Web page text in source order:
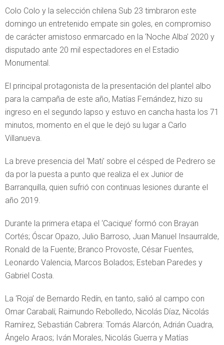
Colo Colo y la selección chilena Sub 23 timbraron este
domingo un entretenido empate sin goles, en compromiso
de carácter amistoso enmarcado en la ‘Noche Alba’ 2020 y
disputado ante 20 mil espectadores en el Estadio
Monumental.
El principal protagonista de la presentación del plantel albo
para la campaña de este año, Matías Fernández, hizo su
ingreso en el segundo lapso y estuvo en cancha hasta los 71
minutos, momento en el que le dejó su lugar a Carlo
Villanueva.
La breve presencia del ‘Mati’ sobre el césped de Pedrero se
da por la puesta a punto que realiza el ex Junior de
Barranquilla, quien sufrió con continuas lesiones durante el
año 2019.
Durante la primera etapa el ‘Cacique’ formó con Brayan
Cortés; Óscar Opazo, Julio Barroso, Juan Manuel Insaurralde,
Ronald de la Fuente; Branco Provoste, César Fuentes,
Leonardo Valencia, Marcos Bolados; Esteban Paredes y
Gabriel Costa.
La ‘Roja’ de Bernardo Redín, en tanto, salió al campo con
Omar Carabalí; Raimundo Rebolledo, Nicolás Díaz, Nicolás
Ramírez, Sebastián Cabrera: Tomás Alarcón, Adrián Cuadra,
Ángelo Araos; Iván Morales, Nicolás Guerra y Matías